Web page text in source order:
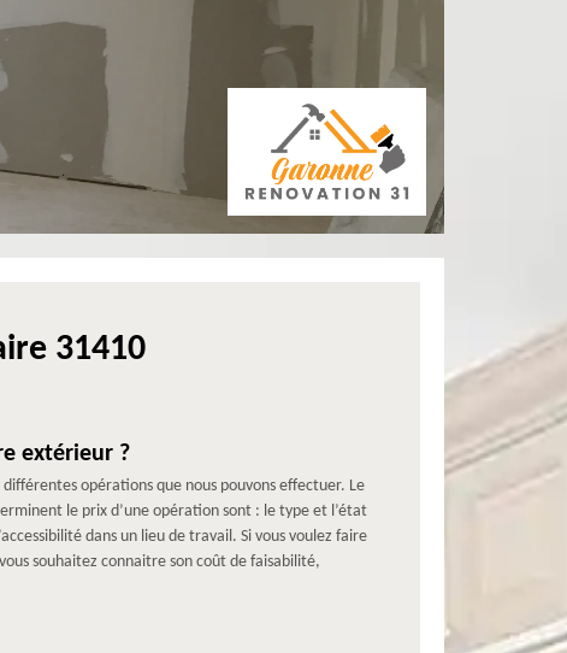
31410
extérieur ?
opérations que nous pouvons effectuer. Le
le prix d’une opération sont : le type et l’état
dans un lieu de travail. Si vous voulez faire
souhaitez connaitre son coût de faisabilité,